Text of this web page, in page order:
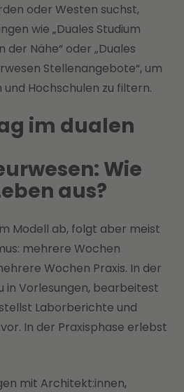
oder Westen suchst,
wie „Duales Studium
der Nähe“ oder „Duales
Stellenangebote“, um
Hochschulen zu filtern.
im dualen
Wie
aus?
Modell ab, folgt aber meist
mehrere Wochen
Wochen Praxis. In der
in Vorlesungen, bearbeitest
Laborberichte und
In der Praxisphase erlebst
mit Architekt:innen,